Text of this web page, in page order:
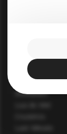
Circuitos
Circuitos em
Atividades